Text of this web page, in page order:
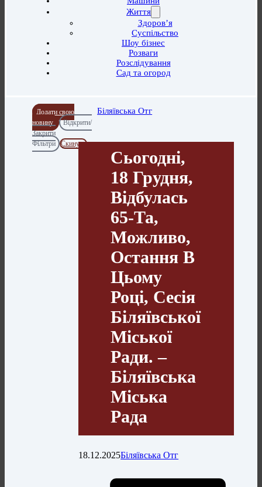
Життя
Здоров’я
Суспільство
Шоу бізнес
Розваги
Розслідування
Сад та огород
Додати свою
новину
Відкрити/
Закрити
Фільтри
Скинути
Біляївська Отг
Сьогодні,
18 Грудня,
Відбулась
65-Та,
Можливо,
Остання В
Цьому
Році, Сесія
Біляївської
Міської
Ради. –
Біляївська
Міська
Рада
18.12.2025Біляївська Отг